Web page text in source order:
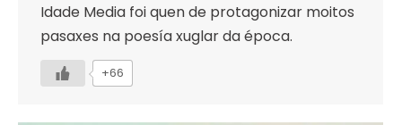
Idade Media foi quen de protagonizar moitos
pasaxes na poesía xuglar da época.
+66